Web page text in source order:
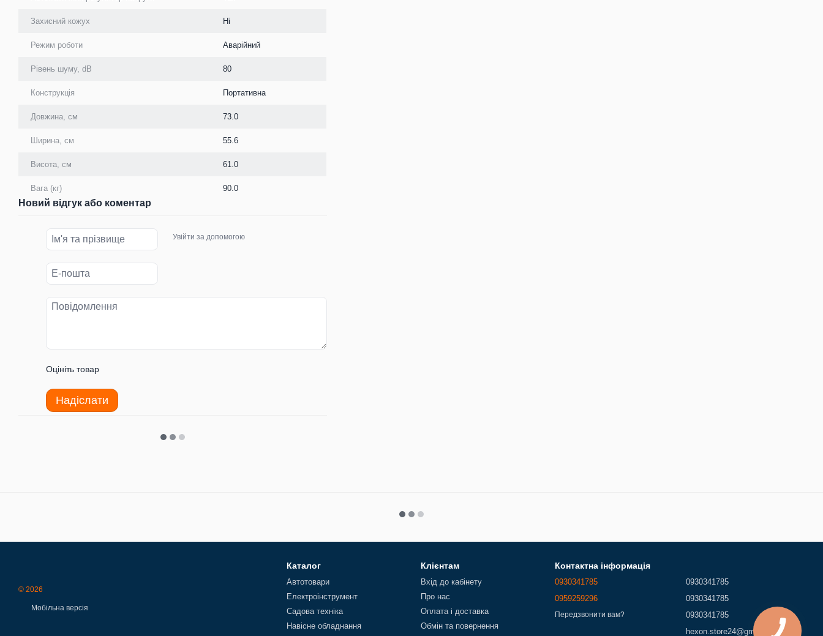
Захисний кожух Ні
Режим роботи Аварійний
Рівень шуму, dB 80
Конструкція Портативна
Довжина, см 73.0
Ширина, см 55.6
Висота, см 61.0
Вага (кг) 90.0
Новий відгук або коментар
Увійти за допомогою
Оцініть товар
Надіслати
© 2026
Мобільна версія
Каталог
Автотовари
Електроінструмент
Садова техніка
Навісне обладнання
Клієнтам
Вхід до кабінету
Про нас
Оплата і доставка
Обмін та повернення
Контактна інформація
0930341785
0959259296
Передзвонити вам?
0930341785
0930341785
0930341785
hexon.store24@gmail.com